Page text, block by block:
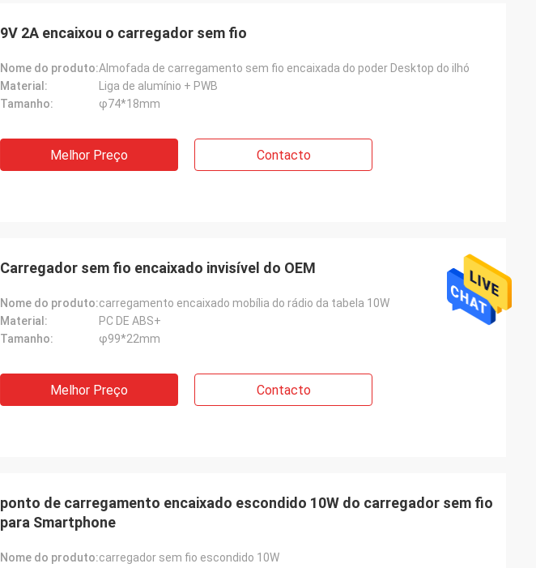
9V 2A encaixou o carregador sem fio
Nome do produto:Almofada de carregamento sem fio encaixada do poder Desktop do ilhó
Material:
Liga de alumínio + PWB
Tamanho:
φ74*18mm
Melhor Preço Contacto
Carregador sem fio encaixado invisível do OEM
Nome do produto:carregamento encaixado mobília do rádio da tabela 10W
Material:
PC DE ABS+
Tamanho:
φ99*22mm
Melhor Preço Contacto
ponto de carregamento encaixado escondido 10W do carregador sem fio
para Smartphone
Nome do produto:carregador sem fio escondido 10W